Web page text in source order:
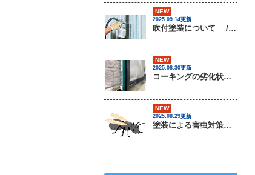
NEW
2025.09.14更新
吹付塗装について / 茨城県常総市・坂東市・守谷市・つくば市・境町の外壁塗装＆屋根専門店
NEW
2025.08.30更新
コーキングの劣化状況について / 茨城県常総市・坂東市・守谷市・つくば市・境町の外壁塗装＆屋根専門店
NEW
2025.08.29更新
塗装による害虫対策は可能なのか？ / 茨城県常総市・坂東市・守谷市・つくば市・境町の外壁塗装＆屋根専門店